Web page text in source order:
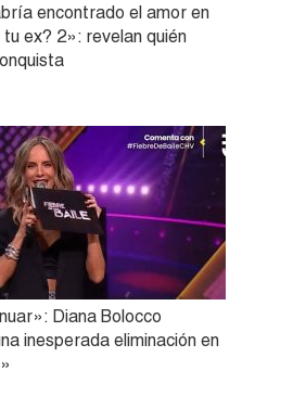
encontrado el amor en
ex? 2»: revelan quién
Diana Bolocco
inesperada eliminación en